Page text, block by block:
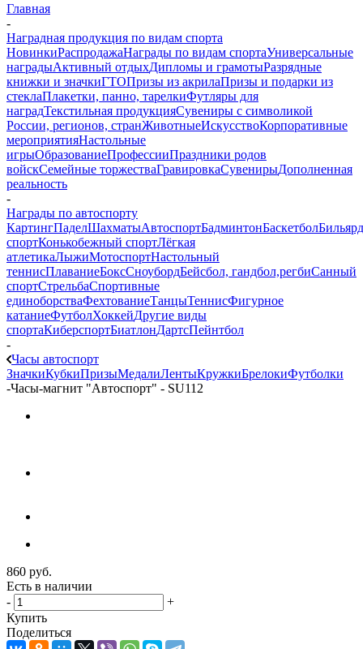
Главная
-
Наградная продукция по видам спорта
НовинкиРаспродажаНаграды по видам спортаУниверсальные
наградыАктивный отдыхДипломы и грамотыРазрядные
книжки и значкиГТОПризы из акрилаПризы и подарки из
стеклаПлакетки, панно, тарелкиФутляры для
наградТекстильная продукцияСувениры с символикой
России, регионов, странЖивотныеИскусствоКорпоративные
мероприятияНастольные
игрыОбразованиеПрофессииПраздники родов
войскСемейные торжестваГравировкаСувенирыДополненная
реальность
-
Награды по автоспорту
КартингПаделШахматыАвтоспортБадминтонБаскетболБильярд
спортКонькобежный спортЛёгкая
атлетикаЛыжиМотоспортНастольный
теннисПлаваниеБоксСноубордБейсбол, гандбол,регбиСанный
спортСтрельбаСпортивные
единоборстваФехтованиеТанцыТеннисФигурное
катаниеФутболХоккейДругие виды
спортаКиберспортБиатлонДартсПейнтбол
-
Часы автоспорт
ЗначкиКубкиПризыМедалиЛентыКружкиБрелокиФутболки
-Часы-магнит "Автоспорт" - SU112
860 руб.
Есть в наличии
-
+
Купить
Поделиться